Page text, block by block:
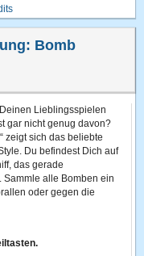
Bomb
Lieblingsspielen
gar nicht genug davon?
zeigt sich das beliebte
Du befindest Dich auf
das gerade
Sammle alle Bomben ein
oder gegen die